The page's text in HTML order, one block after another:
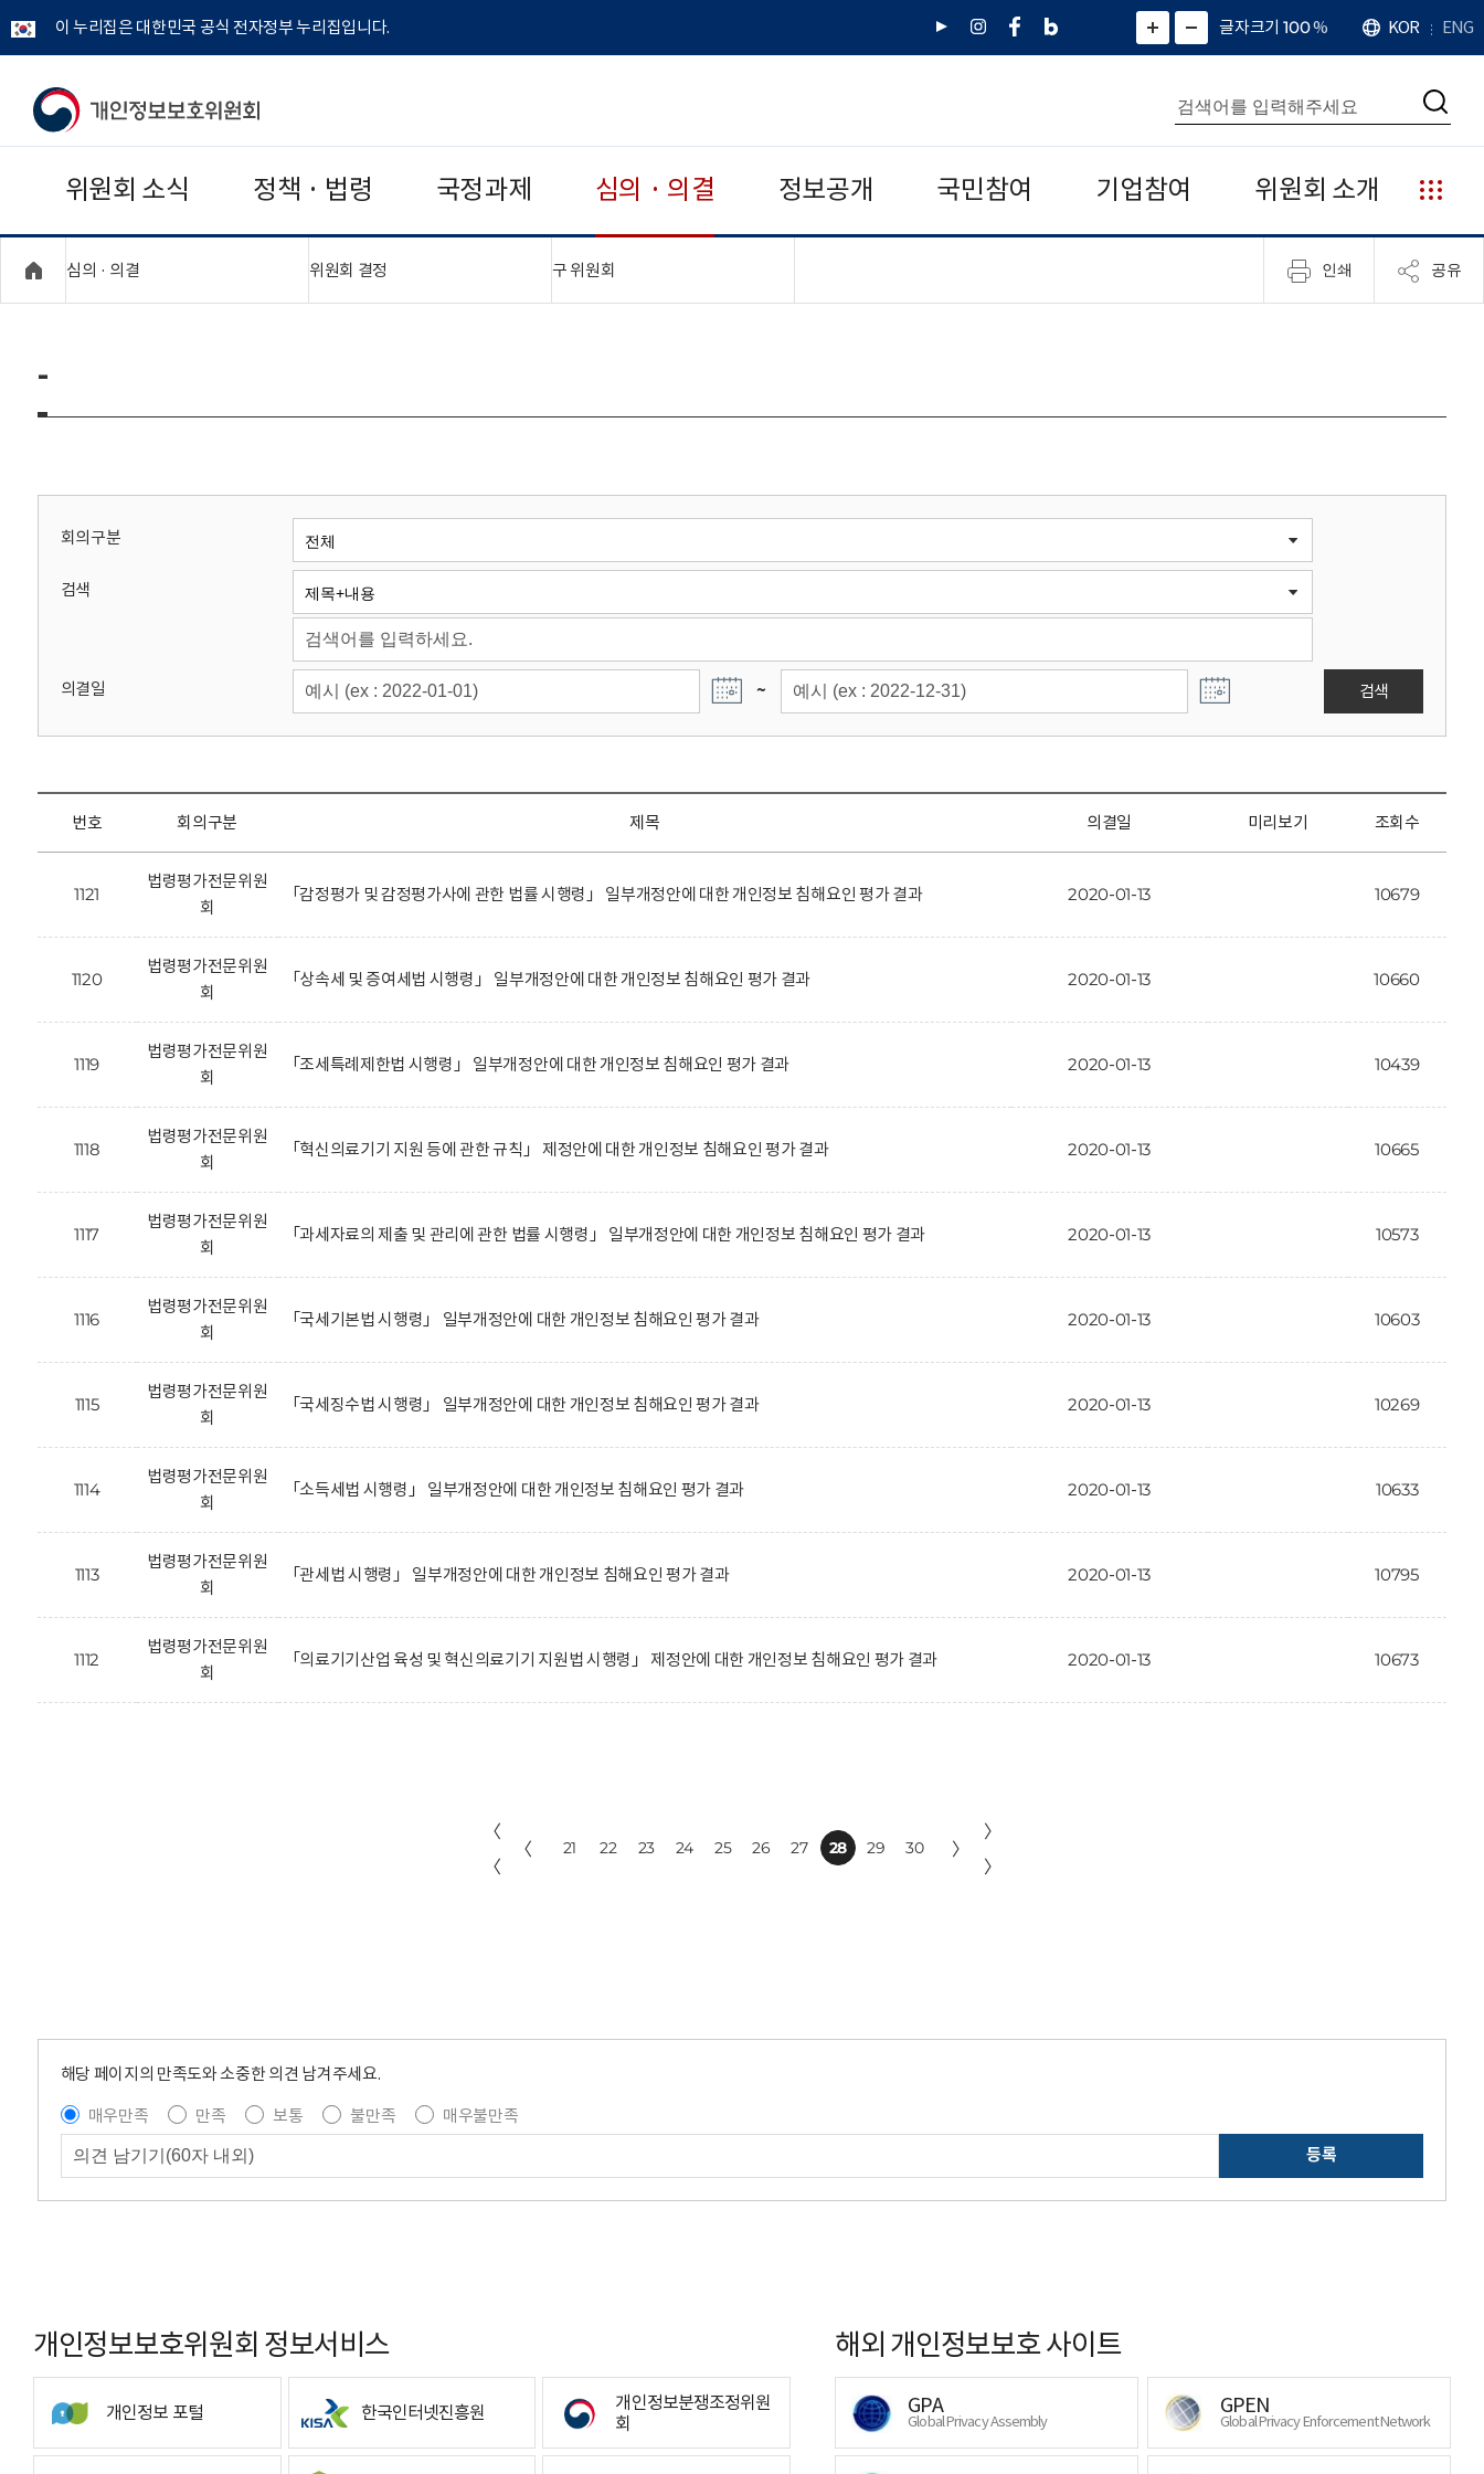
이 누리집은 대한민국 공식 전자정부 누리집입니다.
유
인
페
네
그
)
화
면
면
소
확
대
치
글자크기 100%
언
어
KOR ENG
개
보
보
위
회
통
합
검
색
검
위원회 소식 정책 · 법령 국정과제 심의 · 의결 정보공개 국민참여 기업참여 위원회 소개
누
리
집
안
심의 · 의결 위원회 결정 구 위원회 인쇄 공유
-
회의구분
검색
의결일 ~ 검색
번호 회의구분 제목 의결일 미리보기 조회수
1121
법령평가전문위원
회
「감정평가 및 감정평가사에 관한 법률 시행령」 일부개정안에 대한 개인정보 침해요인 평가 결과 2020-01-13 10679
1120
법령평가전문위원
회
「상속세 및 증여세법 시행령」 일부개정안에 대한 개인정보 침해요인 평가 결과 2020-01-13 10660
1119
법령평가전문위원
회
「조세특례제한법 시행령」 일부개정안에 대한 개인정보 침해요인 평가 결과 2020-01-13 10439
1118
법령평가전문위원
회
「혁신의료기기 지원 등에 관한 규칙」 제정안에 대한 개인정보 침해요인 평가 결과 2020-01-13 10665
1117
법령평가전문위원
회
「과세자료의 제출 및 관리에 관한 법률 시행령」 일부개정안에 대한 개인정보 침해요인 평가 결과 2020-01-13 10573
1116
법령평가전문위원
회
「국세기본법 시행령」 일부개정안에 대한 개인정보 침해요인 평가 결과 2020-01-13 10603
1115
법령평가전문위원
회
「국세징수법 시행령」 일부개정안에 대한 개인정보 침해요인 평가 결과 2020-01-13 10269
1114
법령평가전문위원
회
「소득세법 시행령」 일부개정안에 대한 개인정보 침해요인 평가 결과 2020-01-13 10633
1113
법령평가전문위원
회
「관세법 시행령」 일부개정안에 대한 개인정보 침해요인 평가 결과 2020-01-13 10795
1112
법령평가전문위원
회
「의료기기산업 육성 및 혁신의료기기 지원법 시행령」 제정안에 대한 개인정보 침해요인 평가 결과 2020-01-13 10673
〈
〈
〈 21 22 23 24 25 26 27 28 29 30 〉
〉
〉
해당 페이지의 만족도와 소중한 의견 남겨주세요.
매우만족
만족 보통 불만족
매우불만족
등록
개인정보보호위원회 정보서비스
개인정보 포털 한국인터넷진흥원
개인정보분쟁조정위원
회
해외 개인정보보호 사이트
GPA
Global Privacy Assembly
GPEN
Global Privacy Enforcement Network